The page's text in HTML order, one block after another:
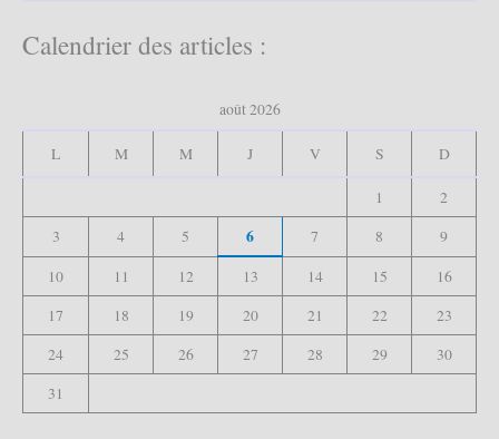
h
e
Calendrier des articles :
août 2026
L M M J V S D
1
2
3
4 5 6 7 8
9
10
11 12 13 14 15
16
17
18 19 20 21 22
23
24
25 26 27 28 29
30
31